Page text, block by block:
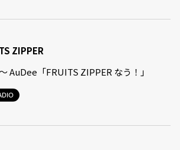
ZIPPER
AuDee「FRUITS ZIPPER なう！」